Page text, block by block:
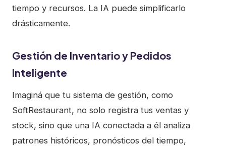
tiempo y recursos. La IA puede simplificarlo
drásticamente.
Gestión de Inventario y Pedidos
Inteligente
Imaginá que tu sistema de gestión, como
SoftRestaurant, no solo registra tus ventas y
stock, sino que una IA conectada a él analiza
patrones históricos, pronósticos del tiempo,